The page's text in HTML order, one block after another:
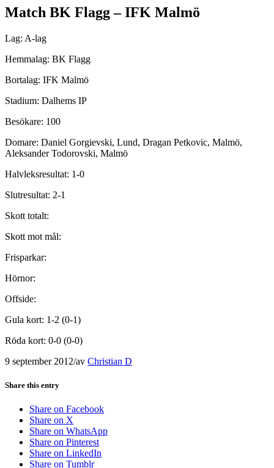
Match BK Flagg – IFK Malmö
Lag: A-lag
Hemmalag: BK Flagg
Bortalag: IFK Malmö
Stadium: Dalhems IP
Besökare: 100
Domare: Daniel Gorgievski, Lund, Dragan Petkovic, Malmö,
Aleksander Todorovski, Malmö
Halvleksresultat: 1-0
Slutresultat: 2-1
Skott totalt:
Skott mot mål:
Frisparkar:
Hörnor:
Offside:
Gula kort: 1-2 (0-1)
Röda kort: 0-0 (0-0)
9 september 2012/av Christian D
Share this entry
Share on Facebook
Share on X
Share on WhatsApp
Share on Pinterest
Share on LinkedIn
Share on Tumblr